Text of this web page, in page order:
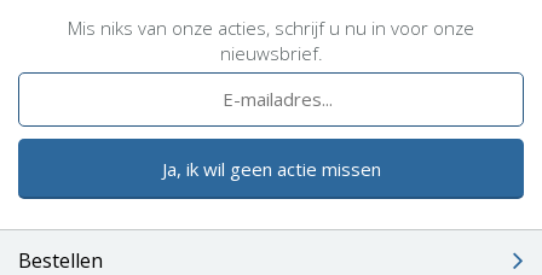
Mis niks van onze acties, schrijf u nu in voor onze
nieuwsbrief.
Ja, ik wil geen actie missen
Bestellen